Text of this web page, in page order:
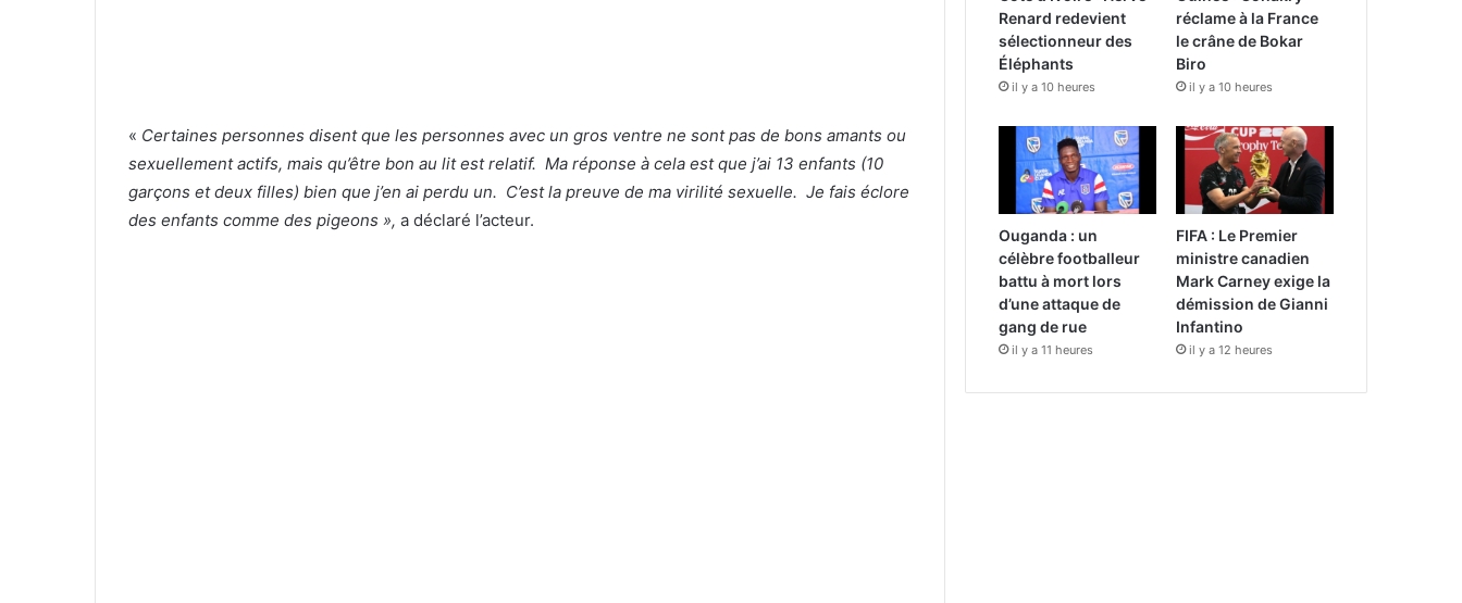
« Certaines personnes disent que les personnes avec un gros ventre ne sont pas de bons amants ou
sexuellement actifs, mais qu’être bon au lit est relatif. Ma réponse à cela est que j’ai 13 enfants (10
garçons et deux filles) bien que j’en ai perdu un. C’est la preuve de ma virilité sexuelle. Je fais éclore
des enfants comme des pigeons », a déclaré l’acteur.
Renard redevient
sélectionneur des
Éléphants
il y a 10 heures
réclame à la France
le crâne de Bokar
Biro
il y a 10 heures
Ouganda : un
célèbre footballeur
battu à mort lors
d’une attaque de
gang de rue
il y a 11 heures
FIFA : Le Premier
ministre canadien
Mark Carney exige la
démission de Gianni
Infantino
il y a 12 heures